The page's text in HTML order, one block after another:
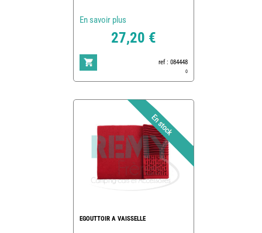
En savoir plus
27,20 €
ref : 084448
0
EGOUTTOIR A VAISSELLE